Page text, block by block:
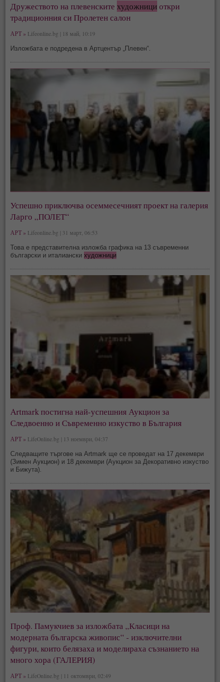
Дружеството на плевенскитехудожнициоткри
традиционния си Пролетен салон
АРТ » Lifeonline.bg | 18 май, 10:19
Изложбата е подредена в Артцентър „Плевен“.
Успешно приключва осеммесечният проект на галерия
Ларго „ПОЛЕТ“
АРТ » Lifeonline.bg | 31 март, 06:53
Това е представителна изложба графика на 13 съвременни
български и италианскихудожници
Artmark постигна най-успешния Аукцион за
Следвоенно и Съвременно изкуство в България
АРТ » LifeOnline.bg | 13 ноември, 04:37
Следващите търгове на Artmark ще се проведат на 17 декември
(Зимен Аукцион) и 18 декември (Аукцион за Декоративно изкуство
и Бижута).
Проф. Памукчиев за изложбата „Класици на
модерната българска живопис“ - изключителни
фигури, които белязаха и моделираха съзнанието на
много хора (ГАЛЕРИЯ)
АРТ » LifeOnline.bg | 11 октомври, 02:49